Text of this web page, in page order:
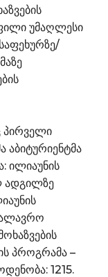
უმაღლესი
პირველი
აბიტურიენტმა
ილიაუნის
ადგილზე
პროგრამა –
1215.